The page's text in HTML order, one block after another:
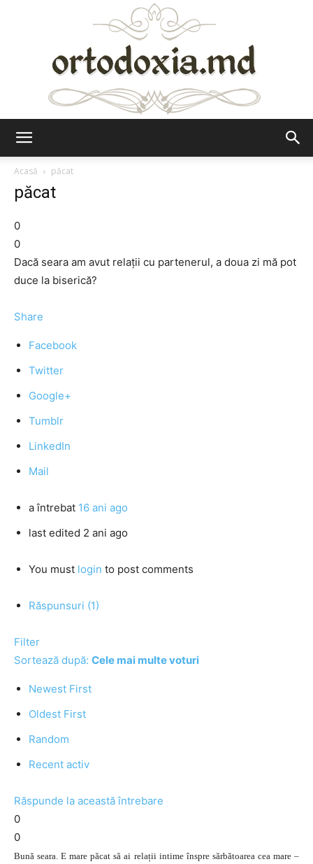
Acasă
păcat
păcat
0
0
Dacă seara am avut relații cu partenerul, a doua zi mă pot
duce la biserică?
Share
Facebook
Twitter
Google+
Tumblr
LinkedIn
Mail
a întrebat 16 ani ago
last edited 2 ani ago
You must login to post comments
Răspunsuri (1)
Filter
Sortează după: Cele mai multe voturi
Newest First
Oldest First
Random
Recent activ
Răspunde la această întrebare
0
0
Bună seara. E mare păcat să ai relații intime înspre sărbătoarea cea mare –